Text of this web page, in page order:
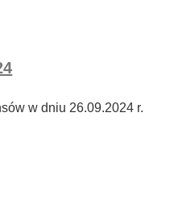
w dniu 26.09.2024 r.